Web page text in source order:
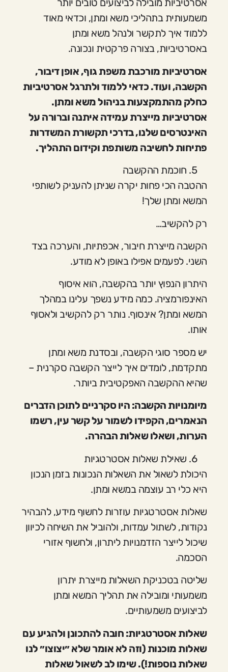
אסרטיביות מובילה לביצועים טובים יותר
משמעותית בתהליכי משא ומתן, וכדאי מאוד
ללמוד איך לתקשר ולנהל משא ומתן
באסרטיביות, בצורה פרקטית ונכונה.
אסרטיביות מורכבת משפת גוף, אופן דיבור,
הקשבה, ועוד. כדאי ללמוד ולתרגל אסרטיביות
כחלק מהתמקצעות בניהול משא ומתן.
אסרטיביות מייצרת עמידה איתנה וברורה על
האינטרסים שלנו, בדרכי תקשורת המשדרות
פתיחות לחשיבה משותפת וקידום התהליך.
חוכמת ההקשבה
ההטבה הכי פחות יקרה שניתן להעניק לשותפי
המשא ומתן שלך!
רק להקשיב…
הקשבה מייצרת חיבור, אכפתיות, והערכה בצד
השני. לפעמים אפילו באופן לא מודע.
היתרון הנפוץ יותר בהקשבה, הוא איסוף
האינפורמציה. כמה מידע נשפך עלינו במהלך
המשא ומתן? אינסוף. נותר רק להקשיב ולאסוף
אותו.
יש מספר סוגי הקשבה, ובסדנת משא ומתן
מתקדמת, לומדים איך לייצר הקשבה סקרנית –
שהיא ההקשבה האפקטיבית ביותר.
מיומנויות הקשבה: היו סקרניים לתוכן הדברים
הנאמרים, הקפידו לשמור על קשר עין, רשמו
הערות, ושאלו שאלות הבהרה.
שאילת שאלות אסטרטגיות
היכולת לשאול את השאלות הנכונות בזמן הנכון
היא כלי רב עוצמה במשא ומתן.
שאלות אסטרטגיות עוזרות לחשוף מידע, להבהיר
נקודות, לשתול עמדות, ולהוביל את השיחה לכיוון
שיכול לייצר הזדמנויות ליתרון, ולחשוף אזורי
הסכמה.
שליטה בטכניקת השאלות מייצרת יתרון
משמעותי ומובילה את תהליך המשא ומתן
לביצועים משמעותיים.
שאלות אסטרטגיות: חובה להתכונן ולהגיע עם
שאלות מוכנות (וזה לא אומר שלא ״יצוצו״ לנו
שאלות נוספות!). שימו לב לשאול שאלות